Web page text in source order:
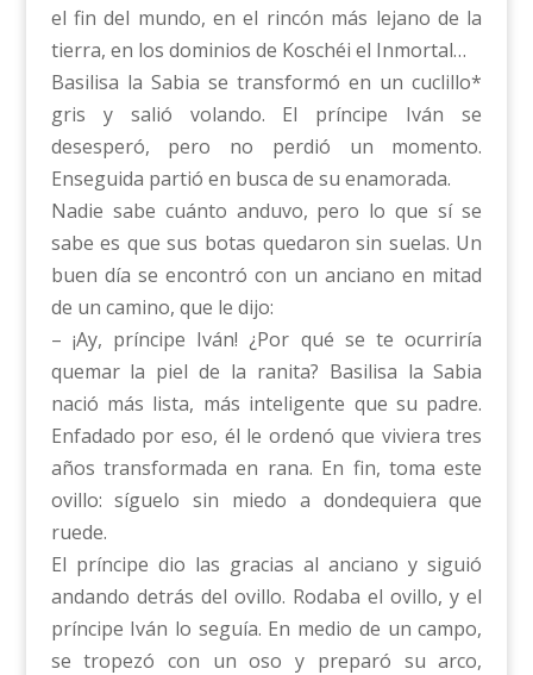
el fin del mundo, en el rincón más lejano de la
tierra, en los dominios de Koschéi el Inmortal…
Basilisa la Sabia se transformó en un cuclillo*
gris y salió volando. El príncipe Iván se
desesperó, pero no perdió un momento.
Enseguida partió en busca de su enamorada.
Nadie sabe cuánto anduvo, pero lo que sí se
sabe es que sus botas quedaron sin suelas. Un
buen día se encontró con un anciano en mitad
de un camino, que le dijo:
– ¡Ay, príncipe Iván! ¿Por qué se te ocurriría
quemar la piel de la ranita? Basilisa la Sabia
nació más lista, más inteligente que su padre.
Enfadado por eso, él le ordenó que viviera tres
años transformada en rana. En fin, toma este
ovillo: síguelo sin miedo a dondequiera que
ruede.
El príncipe dio las gracias al anciano y siguió
andando detrás del ovillo. Rodaba el ovillo, y el
príncipe Iván lo seguía. En medio de un campo,
se tropezó con un oso y preparó su arco,